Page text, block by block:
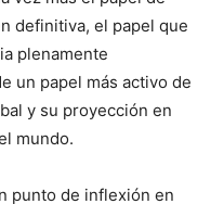
definitiva, el papel que
plenamente
un papel más activo de
y su proyección en
mundo.
punto de inflexión en